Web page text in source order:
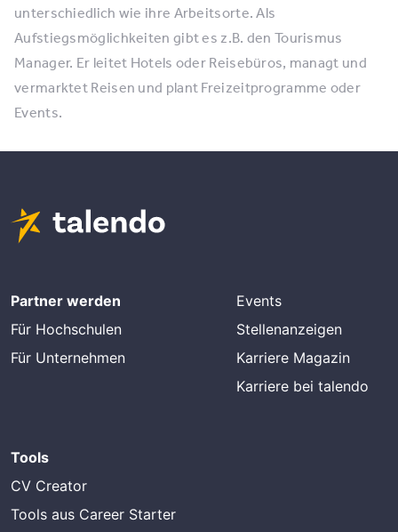
unterschiedlich wie ihre Arbeitsorte. Als
Aufstiegsmöglichkeiten gibt es z.B. den Tourismus
Manager. Er leitet Hotels oder Reisebüros, managt und
vermarktet Reisen und plant Freizeitprogramme oder
Events.
Partner werden
Für Hochschulen
Für Unternehmen
Events
Stellenanzeigen
Karriere Magazin
Karriere bei talendo
Tools
CV Creator
Tools aus Career Starter